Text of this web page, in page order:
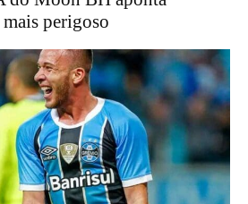
perigoso